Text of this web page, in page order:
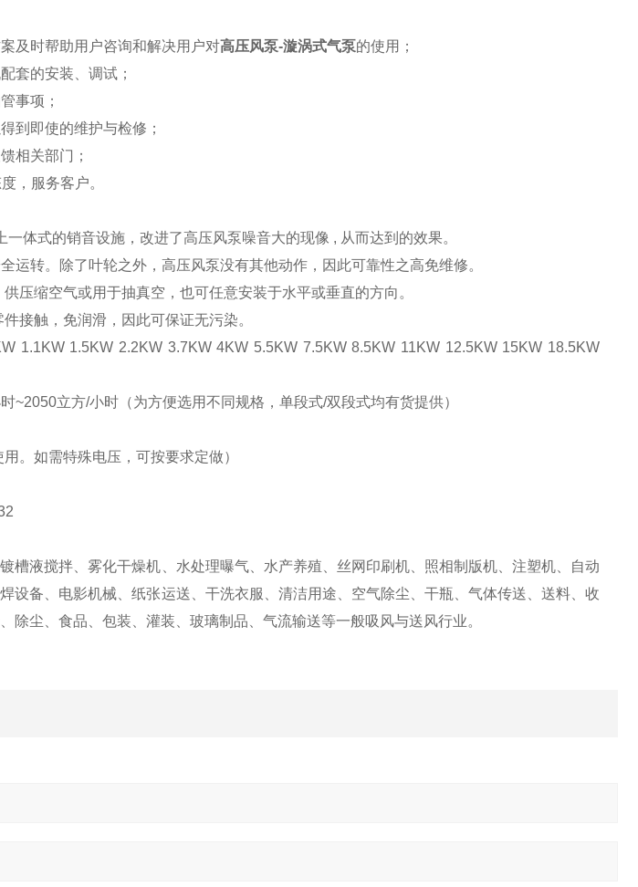
及时帮助用户咨询和解决用户对高压风泵-漩涡式气泵的使用；
套的安装、调试；
事项；
到即使的维护与检修；
相关部门；
，服务客户。
体式的销音设施，改进了高压风泵噪音大的现像 , 从而达到的效果。
运转。除了叶轮之外，高压风泵没有其他动作，因此可靠性之高免维修。
压缩空气或用于抽真空，也可任意安装于水平或垂直的方向。
接触，免润滑，因此可保证无污染。
1.1KW 1.5KW 2.2KW 3.7KW 4KW 5.5KW 7.5KW 8.5KW 11KW 12.5KW 15KW 18.5KW
~2050立方/小时（为方便选用不同规格，单段式/双段式均有货提供）
。如需特殊电压，可按要求定做）
槽液搅拌、雾化干燥机、水处理曝气、水产养殖、丝网印刷机、照相制版机、注塑机、自动
设备、电影机械、纸张运送、干洗衣服、清洁用途、空气除尘、干瓶、气体传送、送料、收
除尘、食品、包装、灌装、玻璃制品、气流输送等一般吸风与送风行业。